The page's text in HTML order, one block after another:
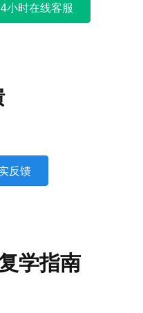
小时在线客服
反馈
学指南